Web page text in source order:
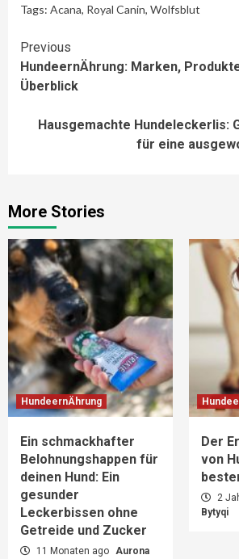
Tags: Acana, Royal Canin, Wolfsblut
Continue
Reading
Previous
HundeernÄhrung: Marken,
Überblick
Hausgemachte Hundeleckerlis:
für eine
More Stories
HundeernÄhrung
Ein schmackhafter
Belohnungshappen für
deinen Hund: Ein
gesunder
Leckerbissen ohne
Getreide und Zucker
11 Monaten ago Aurona
Der
von
2
Bytyqi